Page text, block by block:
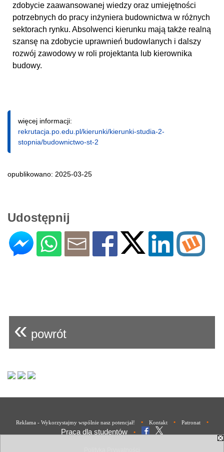
zdobycie zaawansowanej wiedzy oraz umiejętności
potrzebnych do pracy inżyniera budownictwa w różnych
sektorach rynku. Absolwenci kierunku mają także realną
szansę na zdobycie uprawnień budowlanych i dalszy
rozwój zawodowy w roli projektanta lub kierownika
budowy.
więcej informacji:
rekrutacja.po.edu.pl/kierunki/kierunki-studia-2-
stopnia/budownictwo-st-2
opublikowano: 2025-03-25
Udostępnij
« powrót
Reklama - Wykorzystajmy wspólnie nasz potencjał! • Kontakt • Patronat •
Praca dla studentów •